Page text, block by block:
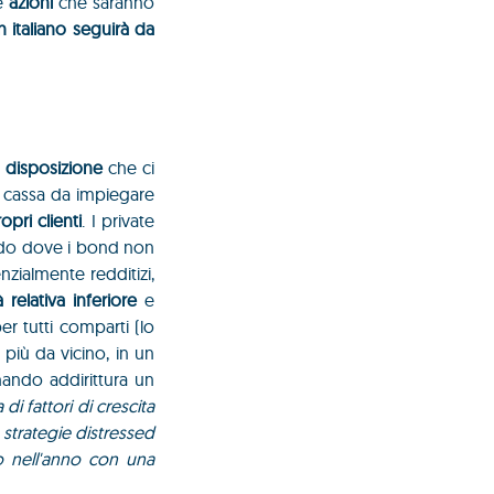
italiano seguirà da
disposizioneche ci
da impiegare
clienti. I private
dove i bond non
redditizi,
relativa inferioree
tutti comparti (lo
da vicino, in un
addirittura un
di fattori di crescita
distressed
nell'anno con una